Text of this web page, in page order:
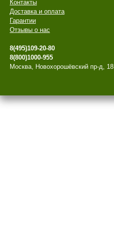
Контакты
Доставка и оплата
Гарантии
Отзывы о нас
8(495)109-20-80
8(800)1000-955
Москва, Новохорошёвский пр-д, 18